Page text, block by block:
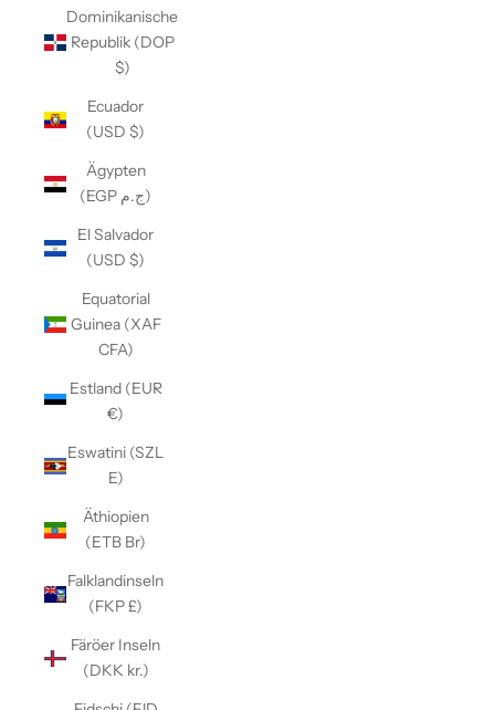
Dominikanische
Republik (DOP
$)
Ecuador
(USD $)
Ägypten
(EGP ج.م)
El Salvador
(USD $)
Equatorial
Guinea (XAF
CFA)
Estland (EUR
€)
Eswatini (SZL
E)
Äthiopien
(ETB Br)
Falklandinseln
(FKP £)
Färöer Inseln
(DKK kr.)